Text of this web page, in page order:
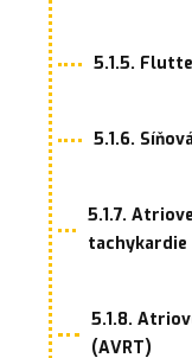
5.1.5.
5.1.6.
5.1.7.
tachykardie
5.1.8.
(AVRT)